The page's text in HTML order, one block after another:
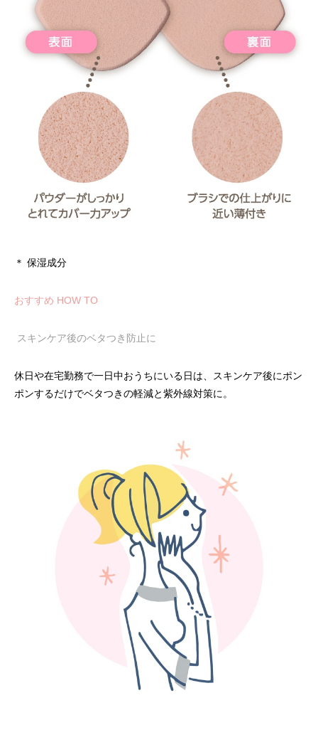
＊ 保湿成分
おすすめ HOW TO
スキンケア後のベタつき防止に
休日や在宅勤務で一日中おうちにいる日は、スキンケア後にポン
ポンするだけでベタつきの軽減と紫外線対策に。